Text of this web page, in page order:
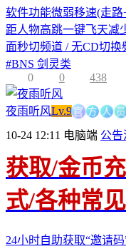
软件功能微弱移速(走
距人物高跳一键飞天减
面秒切频道 / 无CD切换
#BNS 剑灵类
0
0 438
夜雨听风Lv.9官方人
10-24 12:11 电脑端 公告
获取/金币
式/各种常
24小时自助获取“邀请